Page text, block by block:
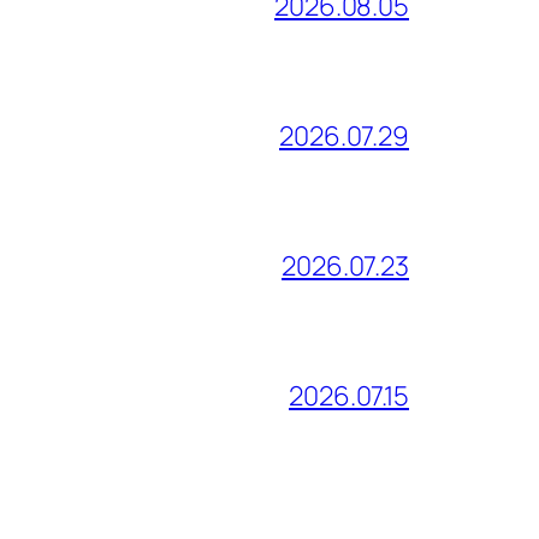
2026.07.29
2026.07.23
2026.07.15